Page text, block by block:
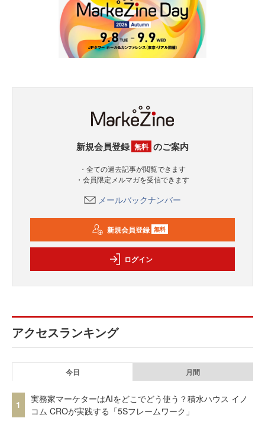
新規会員登録 無料 のご案内
・全ての過去記事が閲覧できます
・会員限定メルマガを受信できます
メールバックナンバー
新規会員登録 無料
ログイン
アクセスランキング
今日 月間
1
実務家マーケターはAIをどこでどう使う？積水ハウス イノ
コム CROが実践する「5Sフレームワーク」